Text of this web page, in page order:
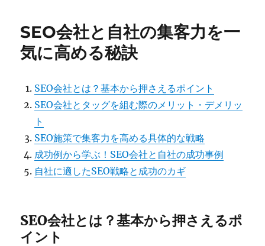
SEO会社と自社の集客力を一
気に高める秘訣
SEO会社とは？基本から押さえるポイント
SEO会社とタッグを組む際のメリット・デメリッ
ト
SEO施策で集客力を高める具体的な戦略
成功例から学ぶ！SEO会社と自社の成功事例
自社に適したSEO戦略と成功のカギ
SEO会社とは？基本から押さえるポ
イント